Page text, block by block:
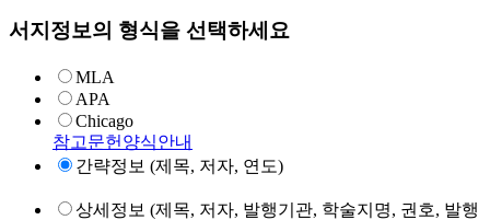
서지정보의 형식을 선택하세요
MLA
APA
Chicago
참고문헌양식안내
간략정보 (제목, 저자, 연도)
상세정보 (제목, 저자, 발행기관, 학술지명, 권호, 발행